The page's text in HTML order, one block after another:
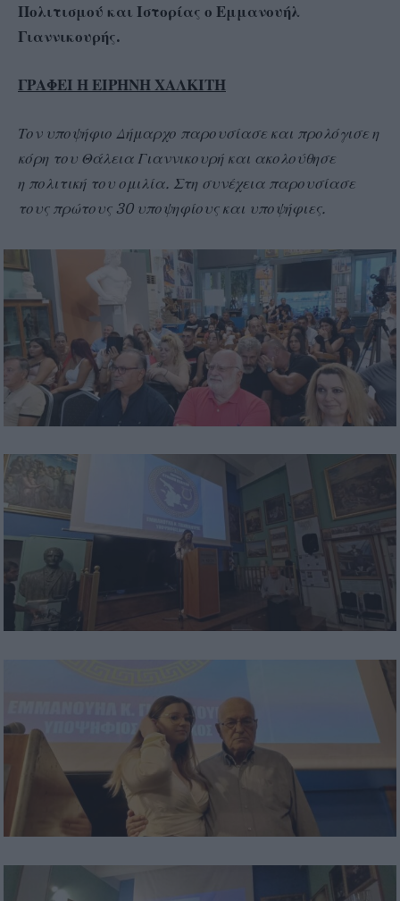
Πολιτισμού και Ιστορίας ο Εμμανουήλ
Γιαννικουρής.
ΓΡΑΦΕΙ Η ΕΙΡΗΝΗ ΧΑΛΚΙΤΗ
Τον υποψήφιο Δήμαρχο παρουσίασε και προλόγισε η
κόρη του Θάλεια Γιαννικουρή και ακολούθησε
η πολιτική του ομιλία. Στη συνέχεια παρουσίασε
τους πρώτους 30 υποψηφίους και υποψήφιες.